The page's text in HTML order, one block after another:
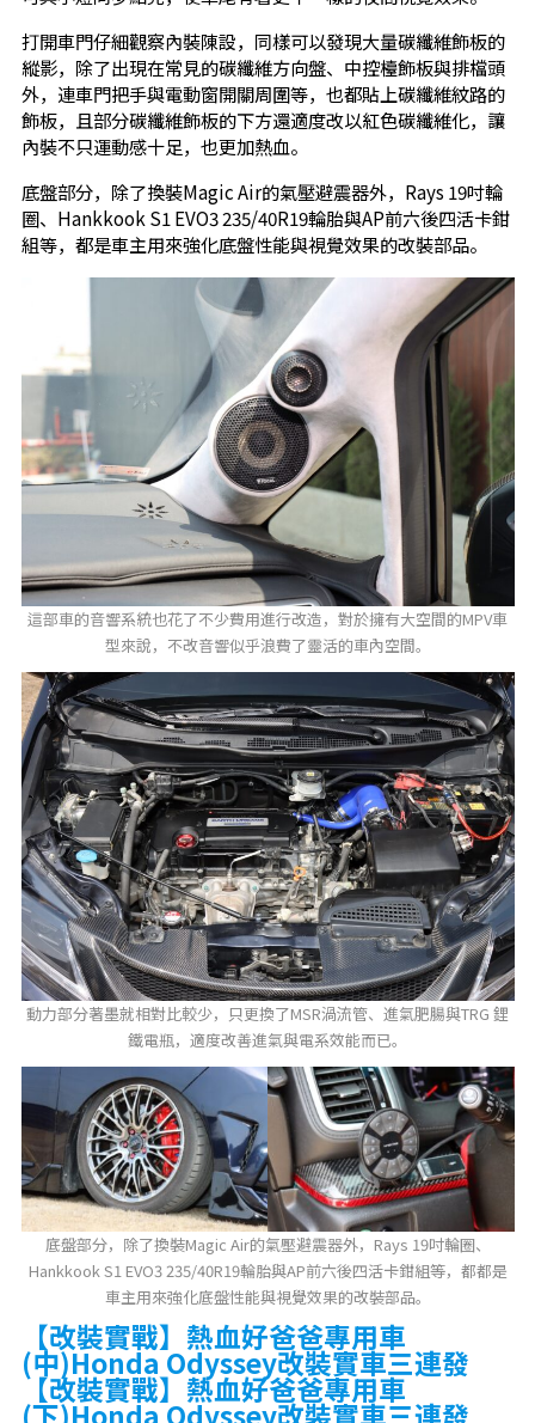
打開車門仔細觀察內裝陳設，同樣可以發現大量碳纖維飾板的
縱影，除了出現在常見的碳纖維方向盤、中控檯飾板與排檔頭
外，連車門把手與電動窗開關周圍等，也都貼上碳纖維紋路的
飾板，且部分碳纖維飾板的下方還適度改以紅色碳纖維化，讓
內裝不只運動感十足，也更加熱血。
底盤部分，除了換裝Magic Air的氣壓避震器外，Rays 19吋輪
圈、Hankkook S1 EVO3 235/40R19輪胎與AP前六後四活卡鉗
組等，都是車主用來強化底盤性能與視覺效果的改裝部品。
這部車的音響系統也花了不少費用進行改造，對於擁有大空間的MPV車
型來說，不改音響似乎浪費了靈活的車內空間。
動力部分著墨就相對比較少，只更換了MSR渦流管、進氣肥腸與TRG 鋰
鐵電瓶，適度改善進氣與電系效能而已。
底盤部分，除了換裝Magic Air的氣壓避震器外，Rays 19吋輪圈、
Hankkook S1 EVO3 235/40R19輪胎與AP前六後四活卡鉗組等，都都是
車主用來強化底盤性能與視覺效果的改裝部品。
【改裝實戰】熱血好爸爸專用車
(中)Honda Odyssey改裝實車三連發
【改裝實戰】熱血好爸爸專用車
(下)Honda Odyssey改裝實車三連發